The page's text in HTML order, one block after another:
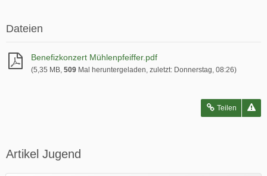
Dateien
Benefizkonzert Mühlenpfeiffer.pdf
(5,35 MB, 509 Mal heruntergeladen, zuletzt: Donnerstag, 08:26)
Teilen
Artikel Jugend